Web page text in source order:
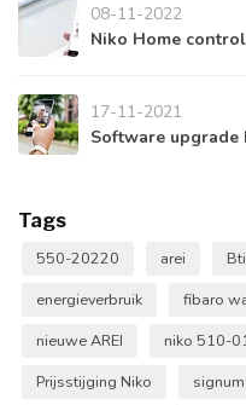
08-11-2022
Niko Home
17-11-2021
Software
Tags
550-20220 arei
energieverbruik
fibaro
nieuwe AREI
niko 510-
Prijsstijging Niko
signum